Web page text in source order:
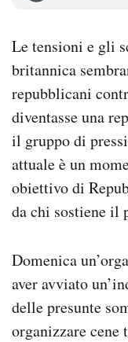
Le tensioni e gli
britannica
repubblicani
diventasse una
il gruppo di
attuale è un
obiettivo di
da chi sostiene il
Domenica
aver avviato
delle presunte
organizzare